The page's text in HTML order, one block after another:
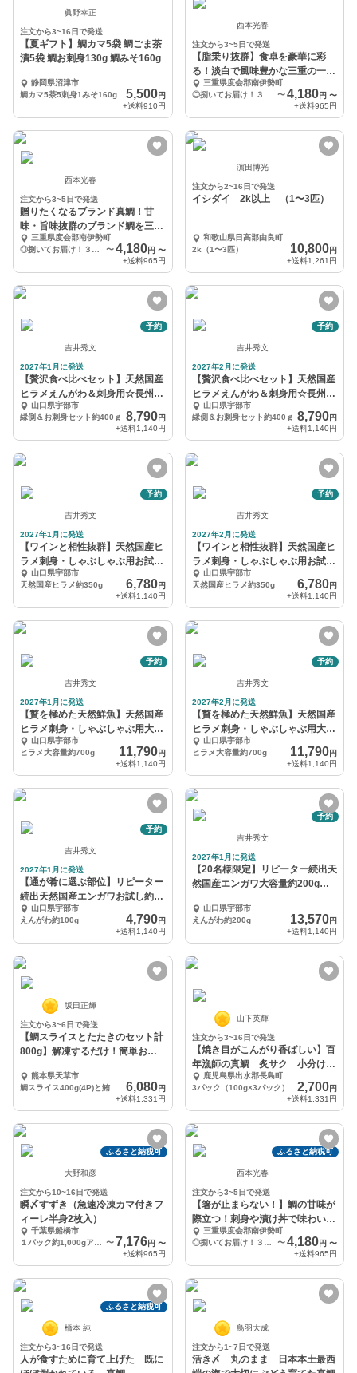
眞野幸正
注文から3~16日で発送
【夏ギフト】鯛カマ5袋 鯛ごま茶
漬5袋 鯛お刺身130g 鯛みそ160g
静岡県沼津市
鯛カマ5茶5刺身1みそ160g
5,500円
+送料910円
西本光春
注文から3~5日で発送
【脂乗り抜群】食卓を豪華に彩
る！淡白で風味豊かな三重の一級
品【ブランド鯛
三重県度会郡南伊勢町
〜4,180円 〜
+送料965円
西本光春
注文から3~5日で発送
贈りたくなるブランド真鯛！甘
味・旨味抜群のブランド鯛を三重
県から！
三重県度会郡南伊勢町
〜 4,180円 〜
+送料965円
濵田博光
注文から2~16日で発送
イシダイ 2k以上 （1〜3匹）
和歌山県日高郡由良町
2k（1〜3匹）
10,800円
+送料1,261円
予約
吉井秀文
2027年1月に発送
【贅沢食べ比べセット】天然国産
ヒラメえんがわ＆刺身用☆長州床
波ブランド約400g
山口県宇部市
縁側＆お刺身セット約400ｇ
8,790円
+送料1,140円
予約
吉井秀文
2027年2月に発送
【贅沢食べ比べセット】天然国産
ヒラメえんがわ＆刺身用☆長州床
波ブランド約400g
山口県宇部市
縁側＆お刺身セット約400ｇ 8,790円
+送料1,140円
予約
吉井秀文
2027年1月に発送
【ワインと相性抜群】天然国産ヒ
ラメ刺身・しゃぶしゃぶ用お試し
約350g『1月』
山口県宇部市
天然国産ヒラメ約350g
6,780円
+送料1,140円
予約
吉井秀文
2027年2月に発送
【ワインと相性抜群】天然国産ヒ
ラメ刺身・しゃぶしゃぶ用お試し
約350g『2月』
山口県宇部市
天然国産ヒラメ約350g
6,780円
+送料1,140円
予約
吉井秀文
2027年1月に発送
【贅を極めた天然鮮魚】天然国産
ヒラメ刺身・しゃぶしゃぶ用大容
量約700g『1月』
山口県宇部市
ヒラメ大容量約700g
11,790円
+送料1,140円
予約
吉井秀文
2027年2月に発送
【贅を極めた天然鮮魚】天然国産
ヒラメ刺身・しゃぶしゃぶ用大容
量約700g『2月』
山口県宇部市
ヒラメ大容量約700g
11,790円
+送料1,140円
予約
吉井秀文
2027年1月に発送
【通が肴に選ぶ部位】リピーター
続出天然国産エンガワお試し約
100g【1月予約】
山口県宇部市
えんがわ約100g
4,790円
+送料1,140円
予約
吉井秀文
2027年1月に発送
【20名様限定】リピーター続出天
然国産エンガワ大容量約200g【1
山口県宇部市
えんがわ約200g
13,570円
+送料1,140円
坂田正輝
注文から3~6日で発送
【鯛スライスとたたきのセット計
800g】解凍するだけ！簡単お刺
熊本県天草市
6,080円
+送料1,331円
山下英輝
注文から3~16日で発送
【焼き目がこんがり香ばしい】百
年漁師の真鯛 炙サク 小分け冷
凍 熨斗対応可
鹿児島県出水郡長島町
3パック（100g×3パック）
2,700円
+送料1,331円
ふるさと納税可
大野和彦
注文から10~16日で発送
瞬〆すずき（急速冷凍カマ付きフ
ィーレ半身2枚入）
千葉県船橋市
〜 7,176円 〜
+送料965円
ふるさと納税可
西本光春
注文から3~5日で発送
【箸が止まらない！】鯛の甘味が
際立つ！刺身や漬け丼で味わい尽
くす♪三重県度会郡南伊勢町
〜4,180円 〜
+送料965円
ふるさと納税可
橋本 純
注文から3~16日で発送
人が食すために育て上げた 既に
鳥羽大成
注文から1~7日で発送
活き〆 丸のまま 日本本土最西